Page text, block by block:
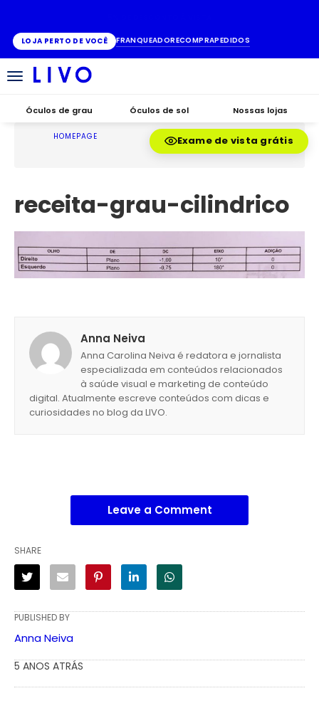
LOJA PERTO DE VOCÊ FRANQUEADORECOMPRAPEDIDOS
Alternar
Óculos de grau Óculos de sol Nossas lojas
Exame de vista grátis
HOMEPAGE
receita-grau-cilindrico
Anna Neiva
Anna Carolina Neiva é redatora e jornalista
especializada em conteúdos relacionados
à saúde visual e marketing de conteúdo
digital. Atualmente escreve conteúdos com dicas e
curiosidades no blog da LIVO.
Leave a Comment
SHARE
PUBLISHED BY
Anna Neiva
5 ANOS ATRÁS